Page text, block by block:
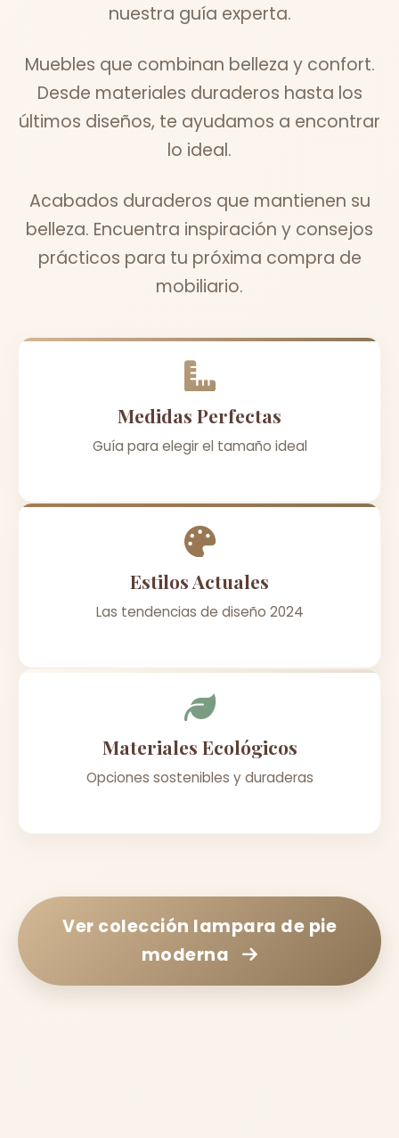
nuestra guía experta.
Muebles que combinan belleza y confort.
Desde materiales duraderos hasta los
últimos diseños, te ayudamos a encontrar
lo ideal.
Acabados duraderos que mantienen su
belleza. Encuentra inspiración y consejos
prácticos para tu próxima compra de
mobiliario.
Medidas Perfectas
Guía para elegir el tamaño ideal
Estilos Actuales
Las tendencias de diseño 2024
Materiales Ecológicos
Opciones sostenibles y duraderas
Ver colección lampara de pie
moderna